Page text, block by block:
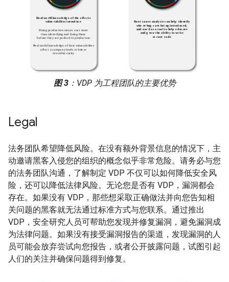
图 3：VDP 为工程团队的主要优势
Legal
法务团队希望降低风险。在没有额外背景信息的情况下，主
动邀请黑客入侵您的组织的概念似乎非常危险。请务必与您
的法务团队沟通，了解制定 VDP 不仅可以如何降低安全风
险，还可以降低法律风险。无论您是否有 VDP，漏洞都会
存在。如果没有 VDP，那些想采取正确做法并向您告知相
关问题的黑客就无法通过标准方式与您联系。通过推出
VDP，安全研究人员可帮助您发现并修复漏洞，避免漏洞成
为法律问题。如果没有接受漏洞报告的渠道，发现漏洞的人
员可能会放弃尝试向您报告，或者公开披露问题，试图引起
人们的关注并确保问题得到修复。